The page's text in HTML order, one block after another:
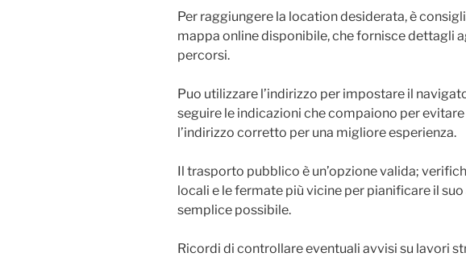
Per raggiungere la location desiderata, è
mappa online disponibile, che fornisce dettagli
percorsi.
Puo utilizzare l’indirizzo per impostare il
seguire le indicazioni che compaiono per
l’indirizzo corretto per una migliore esperienza.
Il trasporto pubblico è un’opzione valida;
locali e le fermate più vicine per pianificare il
semplice possibile.
Ricordi di controllare eventuali avvisi su lavori